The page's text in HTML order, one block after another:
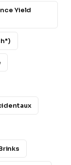
Yield